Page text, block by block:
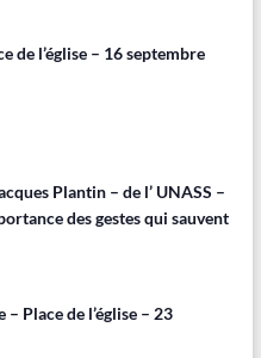
de l’église – 16 septembre
Plantin – de l’ UNASS –
des gestes qui sauvent
Place de l’église – 23